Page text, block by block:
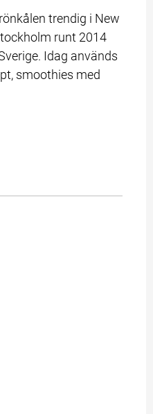
trendig i New
runt 2014
Idag används
smoothies med
taggade med